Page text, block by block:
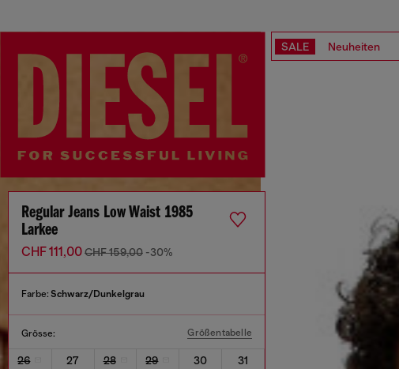
SALE Neuheiten
Regular Jeans Low Waist 1985
Larkee
CHF 111,00CHF 159,00 -30%
Farbe: Schwarz/Dunkelgrau
Grösse: Größentabelle
26 27 28 29 30
31